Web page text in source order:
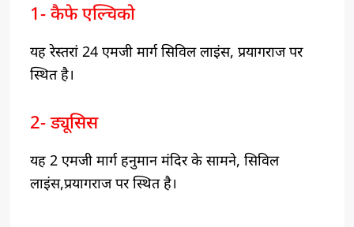
1- कैफे एल्चिको
यह रेस्तरां 24 एमजी मार्ग सिविल लाइंस, प्रयागराज पर
स्थित है।
2- ड्यूसिस
यह 2 एमजी मार्ग हनुमान मंदिर के सामने, सिविल
लाइंस,प्रयागराज पर स्थित है।